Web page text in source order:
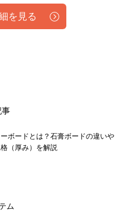
を見る
事
ボードとは？石膏ボードの違いや
（厚み）を解説
ム